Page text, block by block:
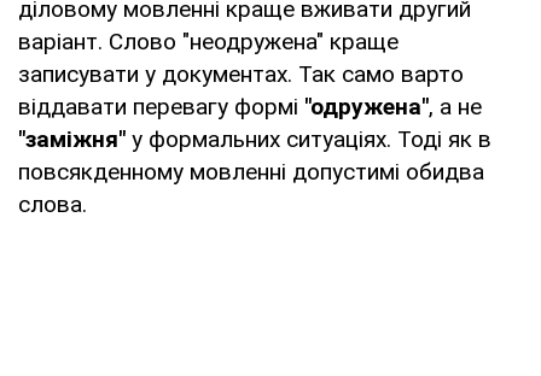
діловому мовленні краще вживати другий
варіант. Слово "неодружена" краще
записувати у документах. Так само варто
віддавати перевагу формі "одружена", а не
"заміжня" у формальних ситуаціях. Тоді як в
повсякденному мовленні допустимі обидва
слова.